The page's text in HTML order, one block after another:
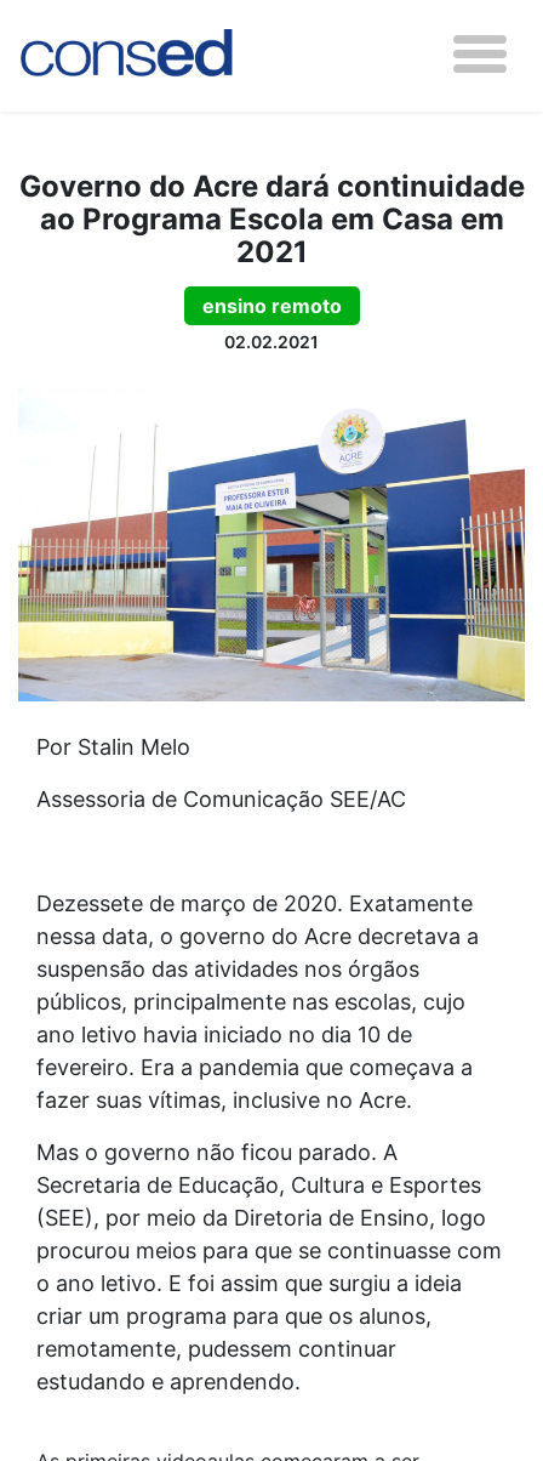
Governo do Acre dará continuidade
ao Programa Escola em Casa em
2021
ensino remoto
02.02.2021
Por Stalin Melo
Assessoria de Comunicação SEE/AC
Dezessete de março de 2020. Exatamente
nessa data, o governo do Acre decretava a
suspensão das atividades nos órgãos
públicos, principalmente nas escolas, cujo
ano letivo havia iniciado no dia 10 de
fevereiro. Era a pandemia que começava a
fazer suas vítimas, inclusive no Acre.
Mas o governo não ficou parado. A
Secretaria de Educação, Cultura e Esportes
(SEE), por meio da Diretoria de Ensino, logo
procurou meios para que se continuasse com
o ano letivo. E foi assim que surgiu a ideia
criar um programa para que os alunos,
remotamente, pudessem continuar
estudando e aprendendo.